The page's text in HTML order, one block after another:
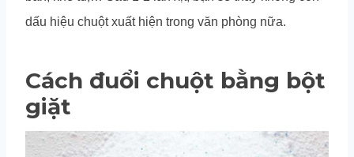
dấu hiệu chuột xuất hiện trong văn phòng nữa.
Cách đuổi chuột bằng bột
giặt